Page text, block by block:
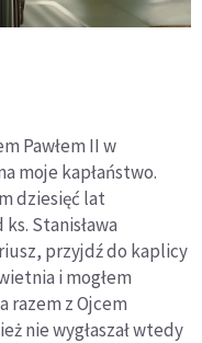
Pawłem II w
moje kapłaństwo.
dziesięć lat
Stanisława
przyjdź do kaplicy
i mogłem
razem z Ojcem
nie wygłaszał wtedy